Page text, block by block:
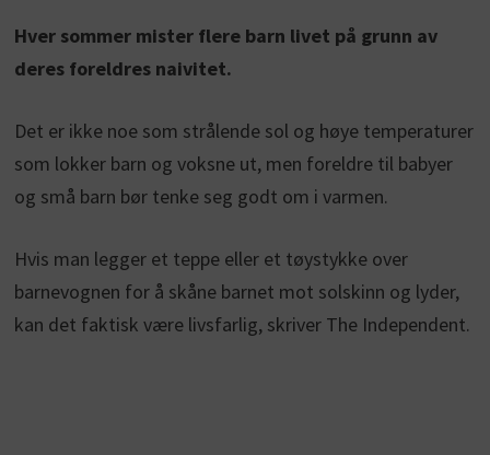
Hver sommer mister flere barn livet på grunn av
deres foreldres naivitet.
Det er ikke noe som strålende sol og høye temperaturer
som lokker barn og voksne ut, men foreldre til babyer
og små barn bør tenke seg godt om i varmen.
Hvis man legger et teppe eller et tøystykke over
barnevognen for å skåne barnet mot solskinn og lyder,
kan det faktisk være livsfarlig, skriver The Independent.